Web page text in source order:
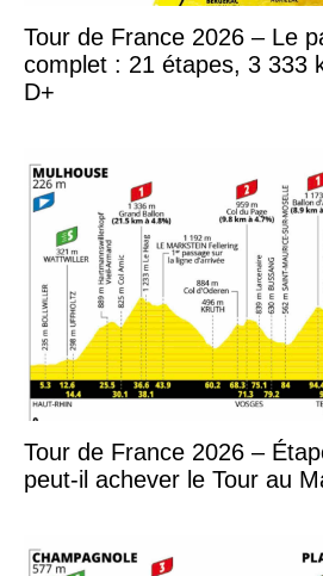
Tour de France 2026 – Le
complet : 21 étapes, 3 333
D+
Tour de France 2026 –
peut-il achever le Tour au